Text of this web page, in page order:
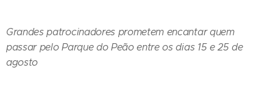
Grandes patrocinadores prometem encantar quem
passar pelo Parque do Peão entre os dias 15 e 25 de
agosto